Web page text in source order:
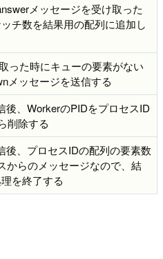
メッセージを受け取った
チ数を結果用の配列に追加し
った時にキューの要素がない
メッセージを送信する
後、WorkerのPIDをプロセスID
削除する
後、プロセスIDの配列の要素数
からのメッセージなので、結
を終了する